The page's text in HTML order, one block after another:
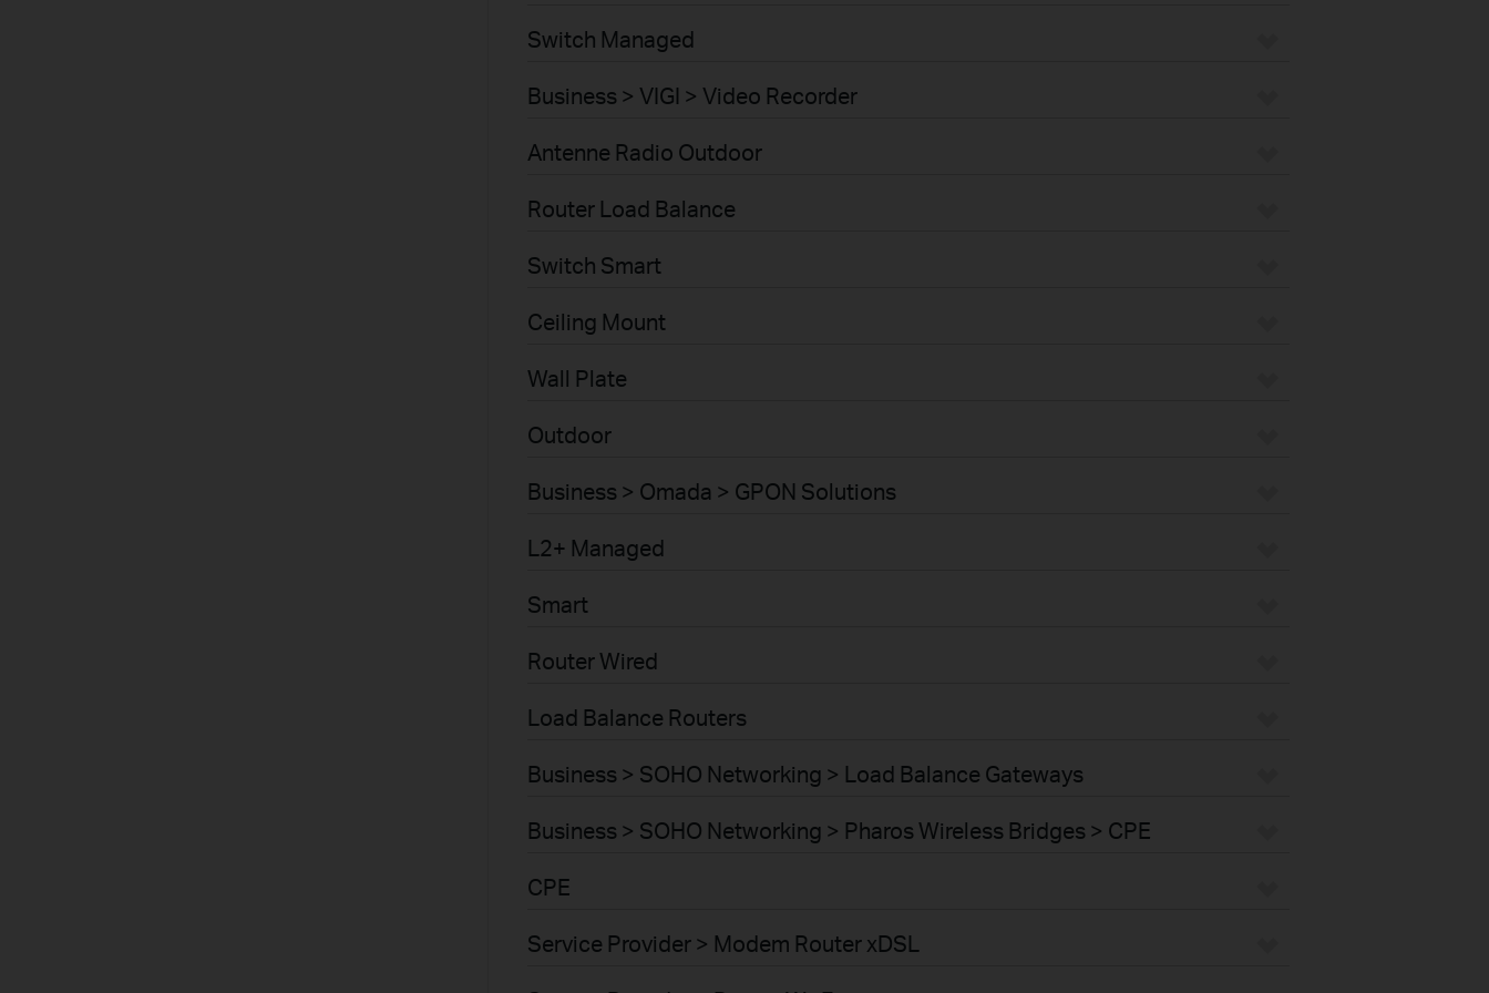
Switch Managed
Business > VIGI > Video Recorder
Antenne Radio Outdoor
Router Load Balance
Switch Smart
Ceiling Mount
Wall Plate
Outdoor
Business > Omada > GPON Solutions
L2+ Managed
Smart
Router Wired
Load Balance Routers
Business > SOHO Networking > Load Balance Gateways
Business > SOHO Networking > Pharos Wireless Bridges > CPE
CPE
Service Provider > Modem Router xDSL